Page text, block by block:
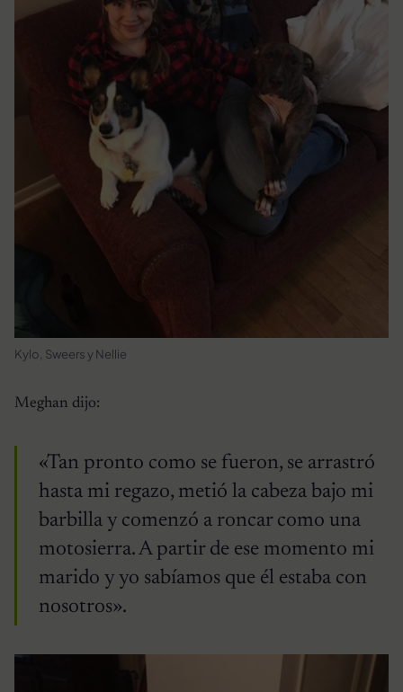
Kylo, Sweers y Nellie
Meghan dijo:
«Tan pronto como se fueron, se arrastró
hasta mi regazo, metió la cabeza bajo mi
barbilla y comenzó a roncar como una
motosierra. A partir de ese momento mi
marido y yo sabíamos que él estaba con
nosotros».